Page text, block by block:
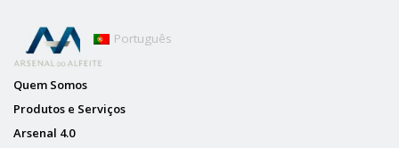
Quem Somos
Produtos e Serviços
Arsenal 4.0
Português